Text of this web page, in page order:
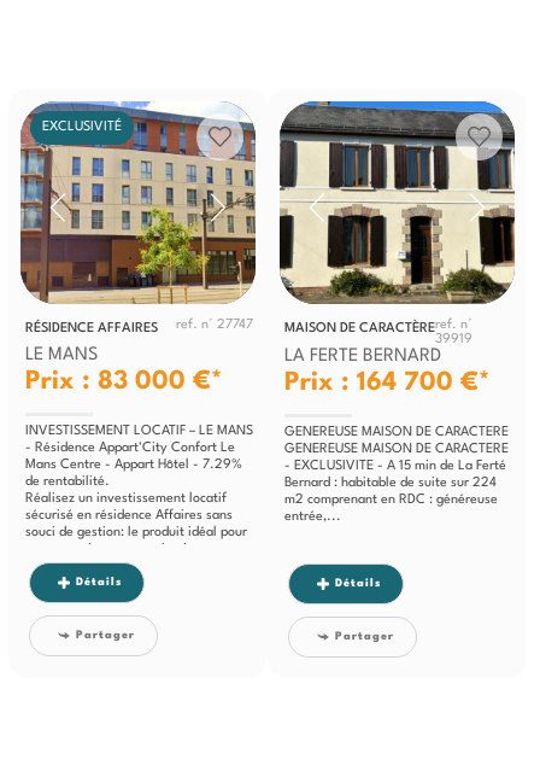
EXCLUSIVITÉ
RÉSIDENCE AFFAIRES ref. n° 27747
LE MANS
Prix : 83 000 €*
INVESTISSEMENT LOCATIF – LE MANS
- Résidence Appart'City Confort Le
Mans Centre - Appart Hôtel - 7.29%
de rentabilité.
Réalisez un investissement locatif
sécurisé en résidence Affaires sans
souci de gestion: le produit idéal pour
Détails
Partager
MAISON DE CARACTÈREref. n°
39919
LA FERTE BERNARD
Prix : 164 700 €*
GENEREUSE MAISON DE CARACTERE
GENEREUSE MAISON DE CARACTERE
- EXCLUSIVITE - A 15 min de La Ferté
Bernard : habitable de suite sur 224
m2 comprenant en RDC : généreuse
entrée,...
Détails
Partager